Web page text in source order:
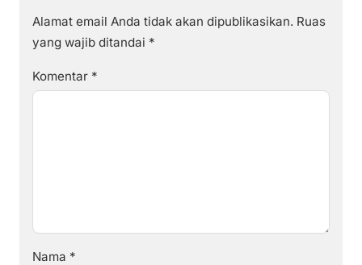
Alamat email Anda tidak akan dipublikasikan. Ruas
yang wajib ditandai *
Komentar *
Nama *